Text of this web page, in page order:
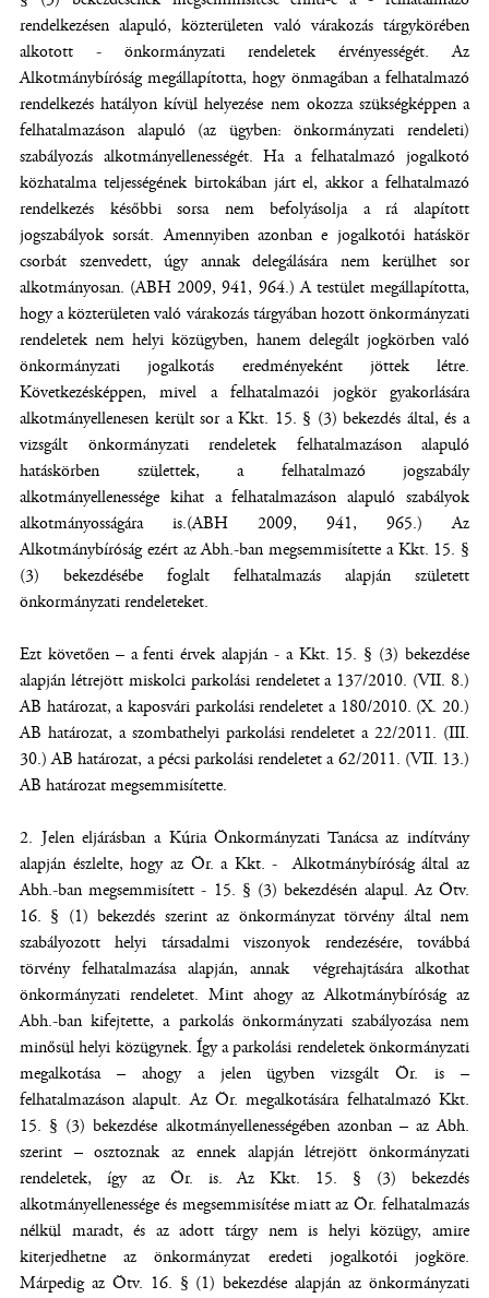
rendelkezésen alapuló, közterületen való várakozás tárgykörében
alkotott - önkormányzati rendeletek érvényességét. Az
Alkotmánybíróság megállapította, hogy önmagában a felhatalmazó
rendelkezés hatályon kívül helyezése nem okozza szükségképpen a
felhatalmazáson alapuló (az ügyben: önkormányzati rendeleti)
szabályozás alkotmányellenességét. Ha a felhatalmazó jogalkotó
közhatalma teljességének birtokában járt el, akkor a felhatalmazó
rendelkezés későbbi sorsa nem befolyásolja a rá alapított
jogszabályok sorsát. Amennyiben azonban e jogalkotói hatáskör
csorbát szenvedett, úgy annak delegálására nem kerülhet sor
alkotmányosan. (ABH 2009, 941, 964.) A testület megállapította,
hogy a közterületen való várakozás tárgyában hozott önkormányzati
rendeletek nem helyi közügyben, hanem delegált jogkörben való
önkormányzati jogalkotás eredményeként jöttek létre.
Következésképpen, mivel a felhatalmazói jogkör gyakorlására
alkotmányellenesen került sor a Kkt. 15. § (3) bekezdés által, és a
vizsgált önkormányzati rendeletek felhatalmazáson alapuló
hatáskörben születtek, a felhatalmazó jogszabály
alkotmányellenessége kihat a felhatalmazáson alapuló szabályok
alkotmányosságára is.(ABH 2009, 941, 965.) Az
Alkotmánybíróság ezért az Abh.-ban megsemmisítette a Kkt. 15. §
(3) bekezdésébe foglalt felhatalmazás alapján született
önkormányzati rendeleteket.
Ezt követően – a fenti érvek alapján - a Kkt. 15. § (3) bekezdése
alapján létrejött miskolci parkolási rendeletet a 137/2010. (VII. 8.)
AB határozat, a kaposvári parkolási rendeletet a 180/2010. (X. 20.)
AB határozat, a szombathelyi parkolási rendeletet a 22/2011. (III.
30.) AB határozat, a pécsi parkolási rendeletet a 62/2011. (VII. 13.)
AB határozat megsemmisítette.
2. Jelen eljárásban a Kúria Önkormányzati Tanácsa az indítvány
alapján észlelte, hogy az Ör. a Kkt. - Alkotmánybíróság által az
Abh.-ban megsemmisített - 15. § (3) bekezdésén alapul. Az Ötv.
16. § (1) bekezdés szerint az önkormányzat törvény által nem
szabályozott helyi társadalmi viszonyok rendezésére, továbbá
törvény felhatalmazása alapján, annak végrehajtására alkothat
önkormányzati rendeletet. Mint ahogy az Alkotmánybíróság az
Abh.-ban kifejtette, a parkolás önkormányzati szabályozása nem
minősül helyi közügynek. Így a parkolási rendeletek önkormányzati
megalkotása – ahogy a jelen ügyben vizsgált Ör. is –
felhatalmazáson alapult. Az Ör. megalkotására felhatalmazó Kkt.
15. § (3) bekezdése alkotmányellenességében azonban – az Abh.
szerint – osztoznak az ennek alapján létrejött önkormányzati
rendeletek, így az Ör. is. Az Kkt. 15. § (3) bekezdés
alkotmányellenessége és megsemmisítése miatt az Ör. felhatalmazás
nélkül maradt, és az adott tárgy nem is helyi közügy, amire
kiterjedhetne az önkormányzat eredeti jogalkotói jogköre.
Márpedig az Ötv. 16. § (1) bekezdése alapján az önkormányzati